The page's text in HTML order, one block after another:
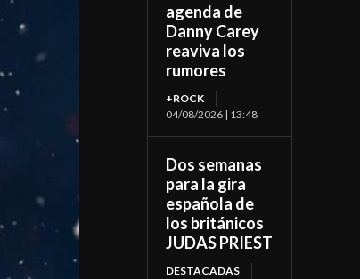
agenda de
Danny Carey
reaviva los
rumores
+ROCK
04/08/2026 | 13:48
Dos semanas
para la gira
española de
los británicos
JUDAS PRIEST
DESTACADAS